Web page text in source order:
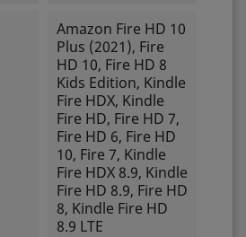
Amazon Fire HD 10
Plus (2021), Fire
HD 10, Fire HD 8
Kids Edition, Kindle
Fire HDX, Kindle
Fire HD, Fire HD 7,
Fire HD 6, Fire HD
10, Fire 7, Kindle
Fire HDX 8.9, Kindle
Fire HD 8.9, Fire HD
8, Kindle Fire HD
8.9 LTE